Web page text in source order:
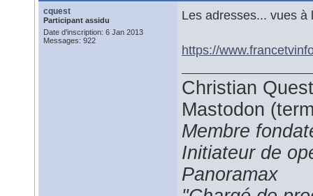
cquest
Participant assidu
Date d'inscription: 6 Jan 2013
Messages: 922
Les adresses... vues
https://
Christian
Mastodon
Membre
Initiateur de
Panoramax